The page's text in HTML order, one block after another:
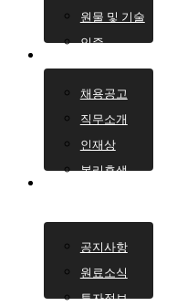
원물 및 기술
인증
채용공고
직무소개
인재상
복리후생
공지사항
원료소식
투자정보